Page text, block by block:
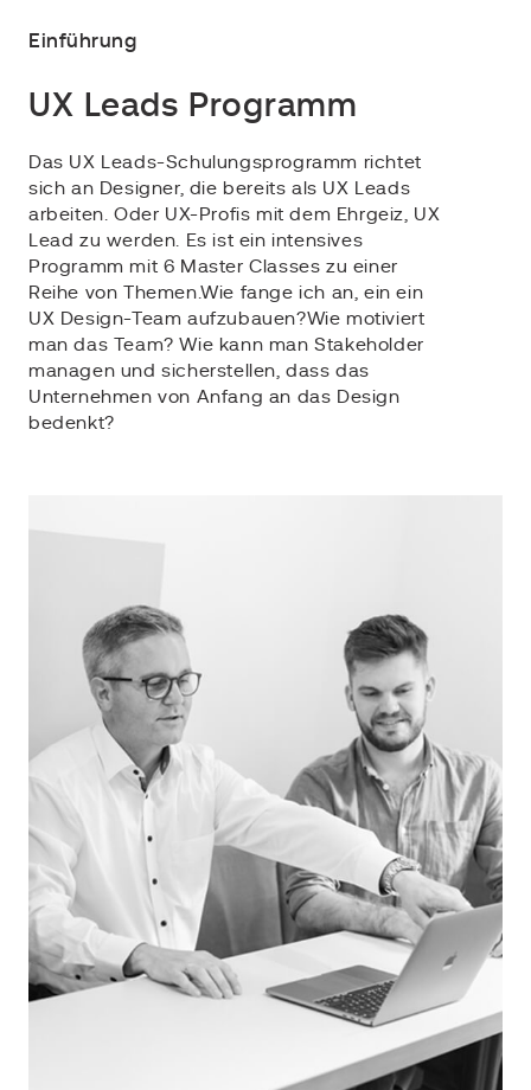
Einführung
UX Leads Programm
Das UX Leads-Schulungsprogramm richtet
sich an Designer, die bereits als UX Leads
arbeiten. Oder UX-Profis mit dem Ehrgeiz, UX
Lead zu werden. Es ist ein intensives
Programm mit 6 Master Classes zu einer
Reihe von Themen.Wie fange ich an, ein ein
UX Design-Team aufzubauen?Wie motiviert
man das Team? Wie kann man Stakeholder
managen und sicherstellen, dass das
Unternehmen von Anfang an das Design
bedenkt?